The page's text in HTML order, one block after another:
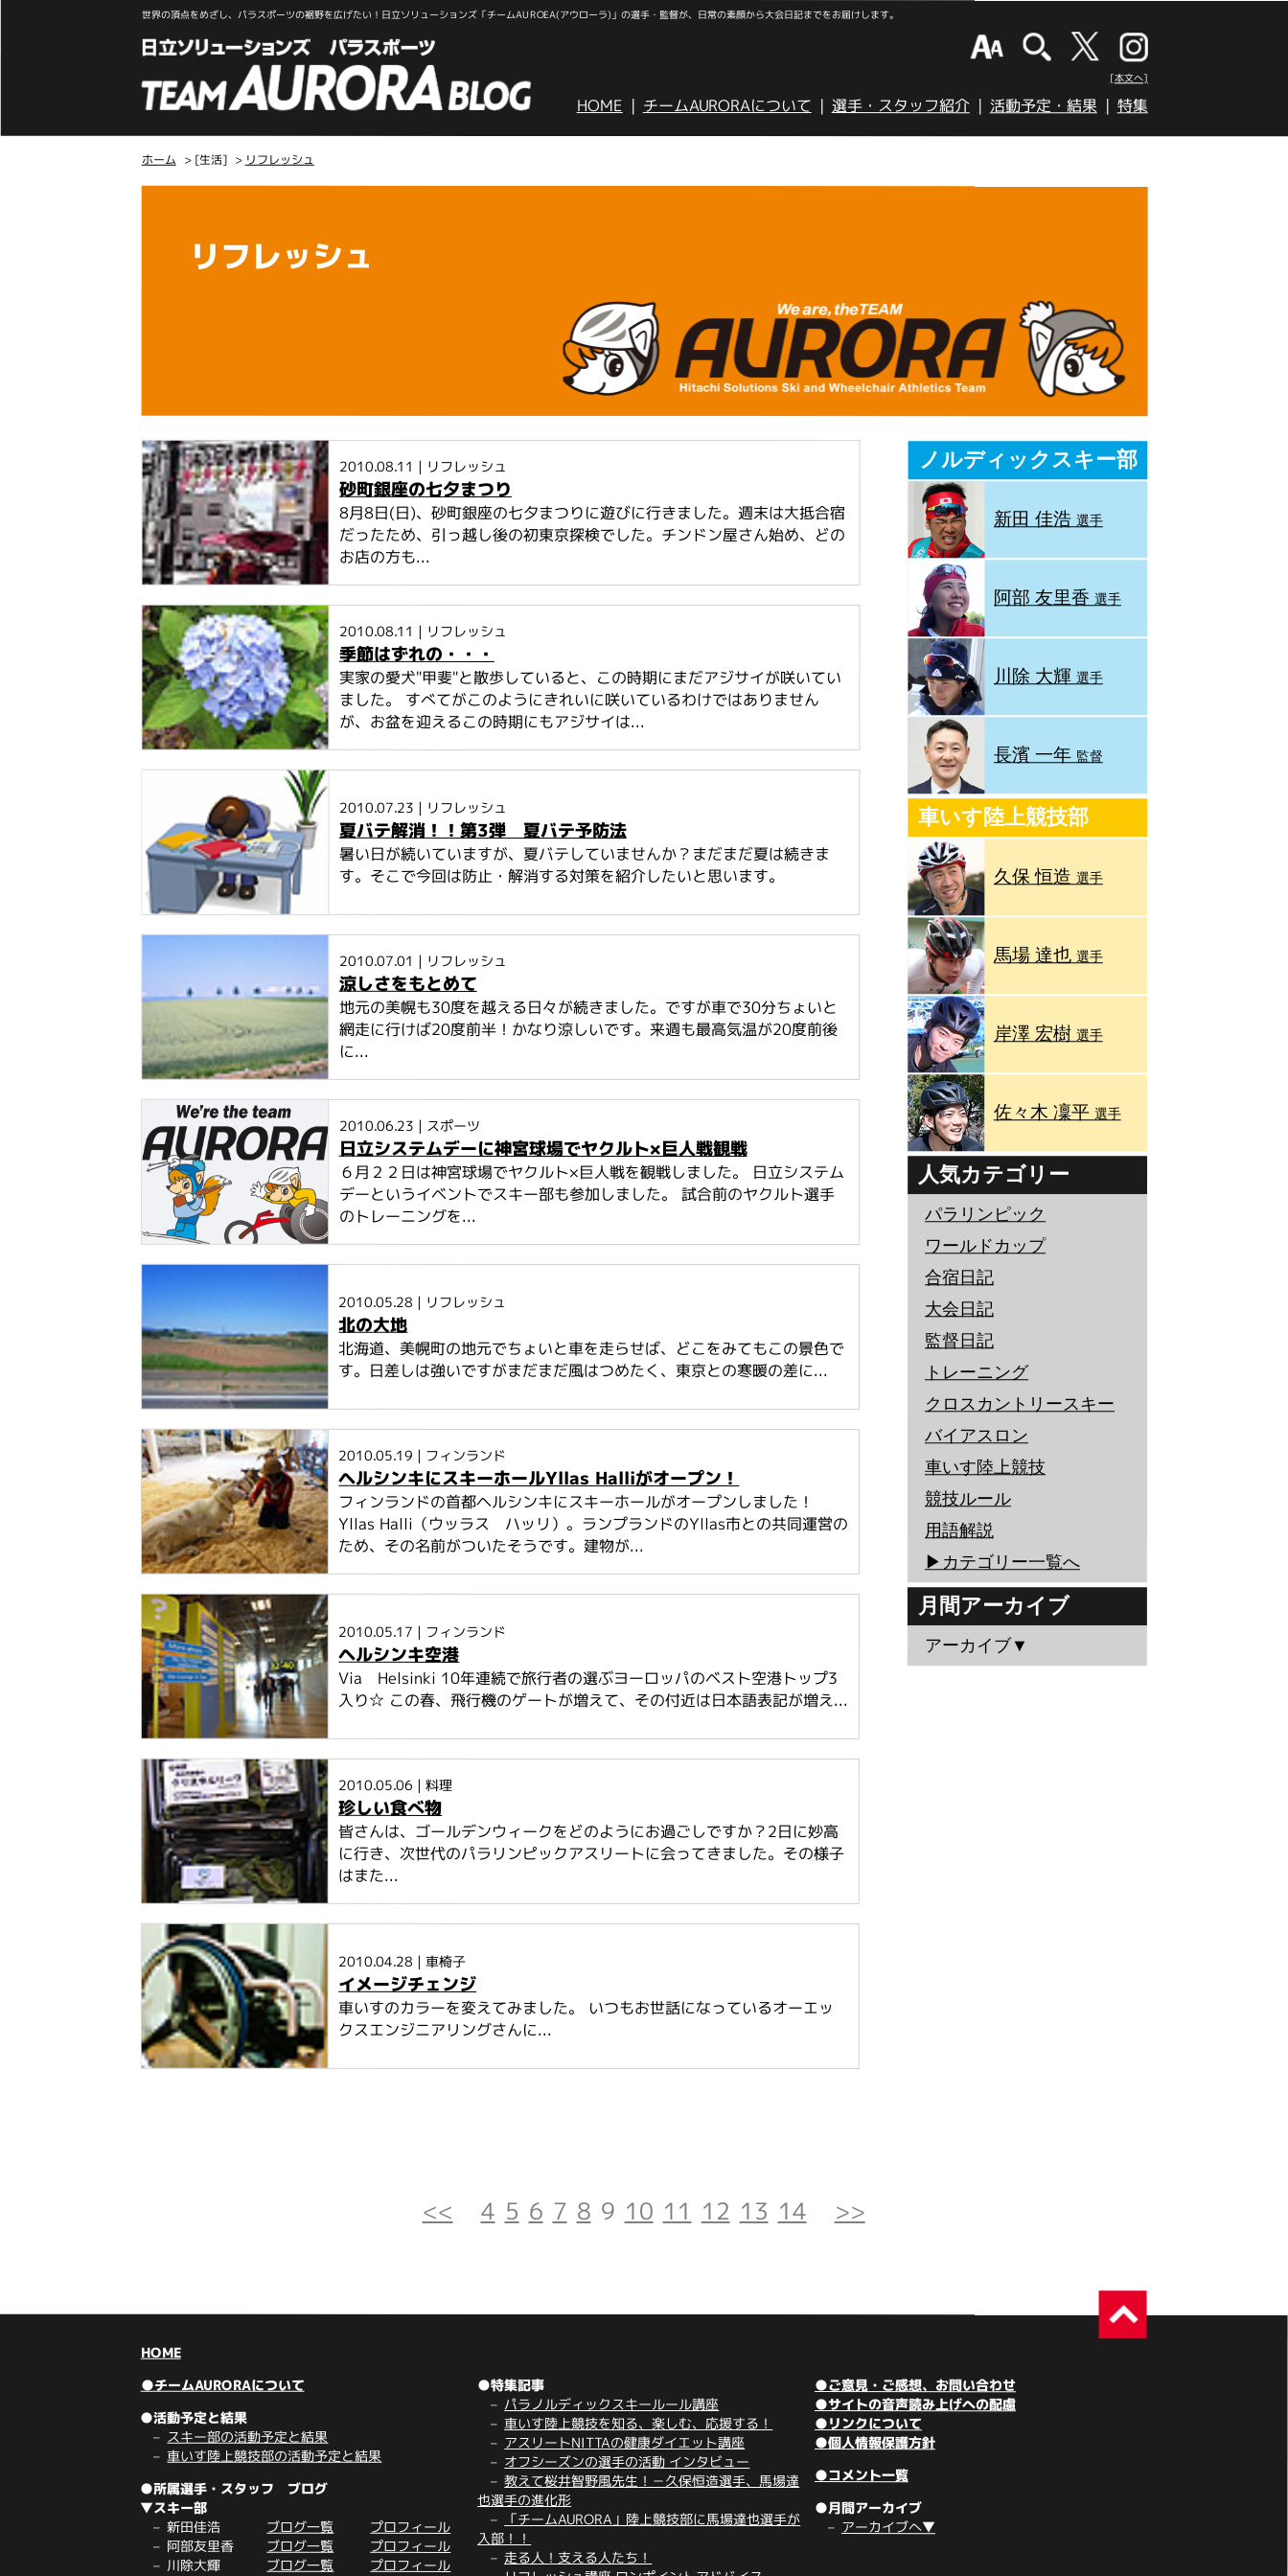
世界の頂点をめざし、パラスポーツの裾野を広げたい！日立ソリューションズ「チームAUROEA(アウローラ)」の選手・監督が、日常の素顔から大会日記までをお届けします。
[本文へ]
HOME チームAURORAについて 選手・スタッフ紹介 活動予定・結果 特集
ホーム > [生活] > リフレッシュ
リフレッシュ
2010.08.11 | リフレッシュ
砂町銀座の七夕まつり
8月8日(日)、砂町銀座の七夕まつりに遊びに行きました。週末は大抵合宿
だったため、引っ越し後の初東京探検でした。チンドン屋さん始め、どの
お店の方も...
2010.08.11 | リフレッシュ
季節はずれの・・・
実家の愛犬"甲斐"と散歩していると、この時期にまだアジサイが咲いてい
ました。 すべてがこのようにきれいに咲いているわけではありません
が、お盆を迎えるこの時期にもアジサイは...
2010.07.23 | リフレッシュ
夏バテ解消！！第3弾 夏バテ予防法
暑い日が続いていますが、夏バテしていませんか？まだまだ夏は続きま
す。そこで今回は防止・解消する対策を紹介したいと思います。
2010.07.01 | リフレッシュ
涼しさをもとめて
地元の美幌も30度を越える日々が続きました。ですが車で30分ちょいと
網走に行けば20度前半！かなり涼しいです。来週も最高気温が20度前後
に...
2010.06.23 | スポーツ
日立システムデーに神宮球場でヤクルト×巨人戦観戦
６月２２日は神宮球場でヤクルト×巨人戦を観戦しました。 日立システム
デーというイベントでスキー部も参加しました。 試合前のヤクルト選手
のトレーニングを...
2010.05.28 | リフレッシュ
北の大地
北海道、美幌町の地元でちょいと車を走らせば、どこをみてもこの景色で
す。日差しは強いですがまだまだ風はつめたく、東京との寒暖の差に...
2010.05.19 | フィンランド
ヘルシンキにスキーホールYllas Halliがオープン！
フィンランドの首都ヘルシンキにスキーホールがオープンしました！
Yllas Halli（ウッラス ハッリ）。ランプランドのYllas市との共同運営の
ため、その名前がついたそうです。建物が...
2010.05.17 | フィンランド
ヘルシンキ空港
Via Helsinki 10年連続で旅行者の選ぶヨーロッパのベスト空港トップ3
入り☆ この春、飛行機のゲートが増えて、その付近は日本語表記が増え...
2010.05.06 |料理
珍しい食べ物
皆さんは、ゴールデンウィークをどのようにお過ごしですか？2日に妙高
に行き、次世代のパラリンピックアスリートに会ってきました。その様子
はまた...
2010.04.28 |車椅子
イメージチェンジ
車いすのカラーを変えてみました。 いつもお世話になっているオーエッ
クスエンジニアリングさんに...
ノルディックスキー部
新田 佳浩選手
阿部 友里香 選手
川除 大輝 選手
長濱 一年 監督
車いす陸上競技部
久保 恒造 選手
馬場 達也 選手
岸澤 宏樹 選手
佐々木 凜平 選手
人気カテゴリー
パラリンピック
ワールドカップ
合宿日記
大会日記
監督日記
トレーニング
クロスカントリースキー
バイアスロン
車いす陸上競技
競技ルール
用語解説
▶︎カテゴリー一覧へ
月間アーカイブ
アーカイブ▼
<< 4 5 6 7 8 9 10 11 12 13 14 >>
HOME
●チームAURORAについて
●活動予定と結果
スキー部の活動予定と結果
車いす陸上競技部の活動予定と結果
●所属選手・スタッフ ブログ
▼スキー部
新田佳浩 ブログ一覧 プロフィール
阿部友里香 ブログ一覧 プロフィール
川除大輝 ブログ一覧 プロフィール
●特集記事
パラノルディックスキールール講座
車いす陸上競技を知る、楽しむ、応援する！
アスリートNITTAの健康ダイエット講座
オフシーズンの選手の活動 インタビュー
教えて桜井智野風先生！－久保恒造選手、馬場達
也選手の進化形
「チームAURORA」陸上競技部に馬場達也選手が
入部！！
走る人！支える人たち！
●ご意見・ご感想、お問い合わせ
●サイトの音声読み上げへの配慮
●リンクについて
●個人情報保護方針
●コメント一覧
●月間アーカイブ
アーカイブへ▼